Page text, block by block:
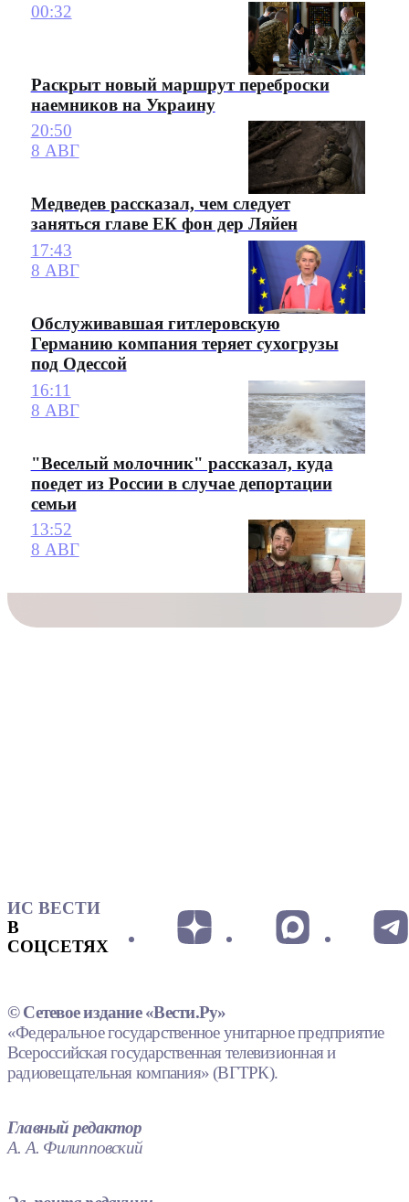
00:32
Раскрыт новый маршрут переброски
наемников на Украину
20:50
8 АВГ
Медведев рассказал, чем следует
заняться главе ЕК фон дер Ляйен
17:43
8 АВГ
Обслуживавшая гитлеровскую
Германию компания теряет сухогрузы
под Одессой
16:11
8 АВГ
"Веселый молочник" рассказал, куда
поедет из России в случае депортации
семьи
13:52
8 АВГ
ИС ВЕСТИ
В
СОЦСЕТЯХ
© Сетевое издание «Вести.Ру»
«Федеральное государственное унитарное предприятие
Всероссийская государственная телевизионная и
радиовещательная компания» (ВГТРК).
Главный редактор
А. А. Филипповский